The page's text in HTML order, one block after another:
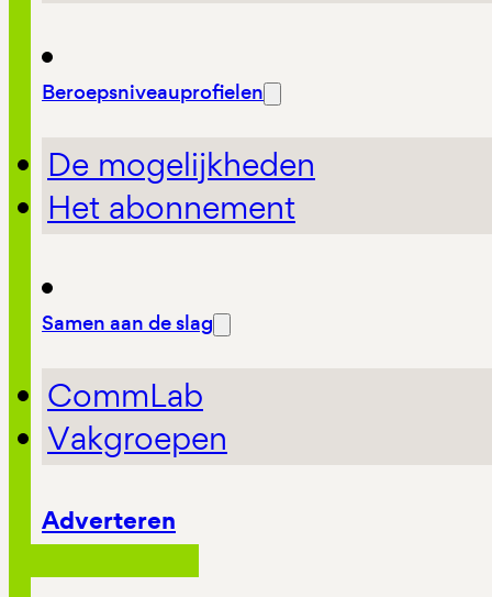
Beroepsniveauprofielen
De mogelijkheden
Het abonnement
Samen aan de slag
CommLab
Vakgroepen
Adverteren